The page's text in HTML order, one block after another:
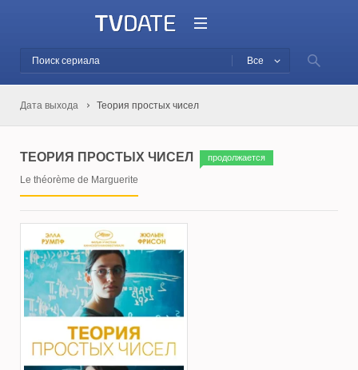
Все
Дата выхода Теория простых чисел
ТЕОРИЯ ПРОСТЫХ ЧИСЕЛ продолжается
Le théorème de Marguerite